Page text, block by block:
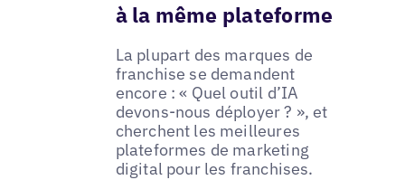
à la même plateforme
La plupart des marques de
franchise se demandent
encore : « Quel outil d’IA
devons-nous déployer ? », et
cherchent les meilleures
plateformes de marketing
digital pour les franchises.